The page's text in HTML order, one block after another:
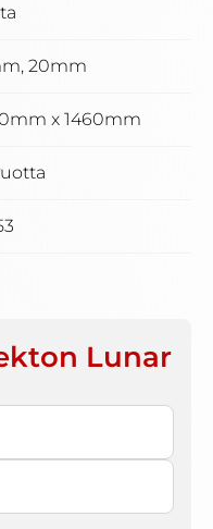
20mm
x 1460mm
Lunar